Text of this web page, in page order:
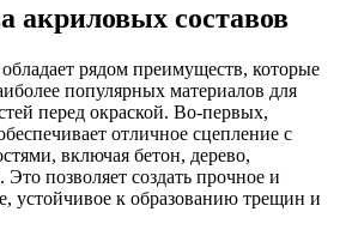
акриловых составов
рядом преимуществ, которые
популярных материалов для
перед окраской. Во-первых,
отличное сцепление с
включая бетон, дерево,
позволяет создать прочное и
устойчивое к образованию трещин и